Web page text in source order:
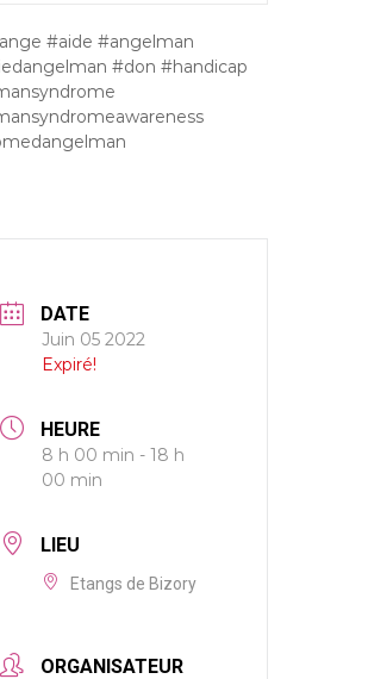
#aide #angelman
#don #handicap
DATE
Juin 05 2022
Expiré!
HEURE
8 h 00 min - 18 h
00 min
LIEU
Etangs de Bizory
ORGANISATEUR